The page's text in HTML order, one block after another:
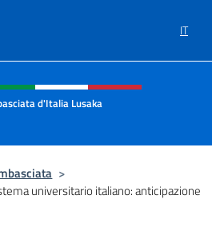
IT
social e menù
d'Italia Lusaka
>
universitario italiano: anticipazione